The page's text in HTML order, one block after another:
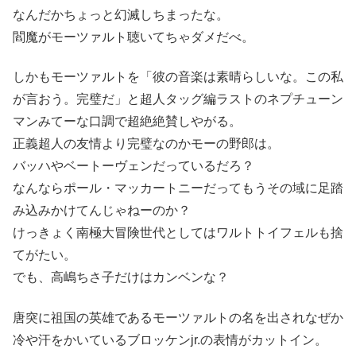
なんだかちょっと幻滅しちまったな。
閻魔がモーツァルト聴いてちゃダメだべ。
しかもモーツァルトを「彼の音楽は素晴らしいな。この私
が言おう。完璧だ」と超人タッグ編ラストのネプチューン
マンみてーな口調で超絶絶賛しやがる。
正義超人の友情より完璧なのかモーの野郎は。
バッハやベートーヴェンだっているだろ？
なんならポール・マッカートニーだってもうその域に足踏
み込みかけてんじゃねーのか？
けっきょく南極大冒険世代としてはワルトトイフェルも捨
てがたい。
でも、高嶋ちさ子だけはカンベンな？
唐突に祖国の英雄であるモーツァルトの名を出されなぜか
冷や汗をかいているブロッケンjr.の表情がカットイン。